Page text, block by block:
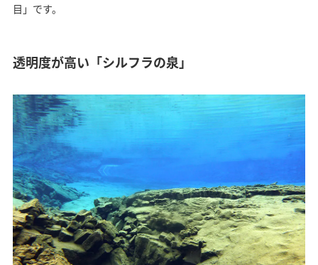
目」です。
透明度が高い「シルフラの泉」